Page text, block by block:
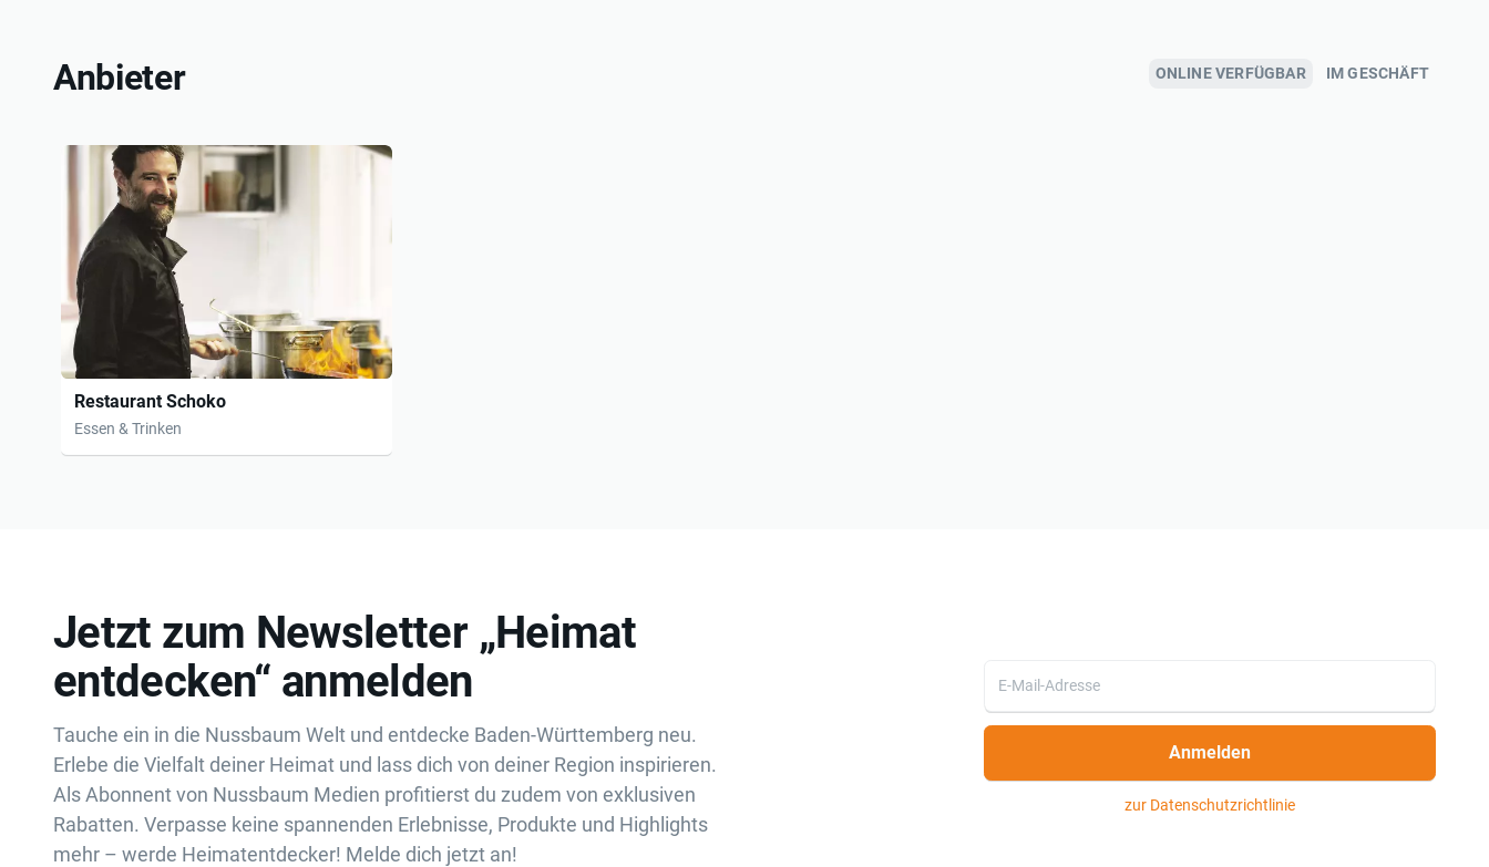
Anbieter ONLINE VERFÜGBAR IM GESCHÄFT
Restaurant Schoko
Essen & Trinken
Jetzt zum Newsletter „Heimat
entdecken“ anmelden
Tauche ein in die Nussbaum Welt und entdecke Baden-Württemberg neu.
Erlebe die Vielfalt deiner Heimat und lass dich von deiner Region inspirieren.
Als Abonnent von Nussbaum Medien profitierst du zudem von exklusiven
Rabatten. Verpasse keine spannenden Erlebnisse, Produkte und Highlights
mehr – werde Heimatentdecker! Melde dich jetzt an!
Anmelden
zur Datenschutzrichtlinie